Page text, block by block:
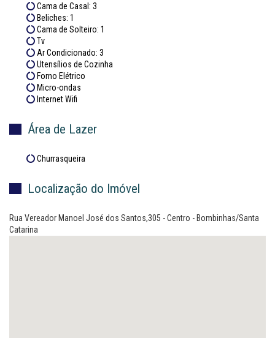
Cama de Casal: 3
Beliches: 1
Cama de Solteiro: 1
Tv
Ar Condicionado: 3
Utensílios de Cozinha
Forno Elétrico
Micro-ondas
Internet Wifi
Área de Lazer
Churrasqueira
Localização do Imóvel
Rua Vereador Manoel José dos Santos,305 - Centro - Bombinhas/Santa
Catarina